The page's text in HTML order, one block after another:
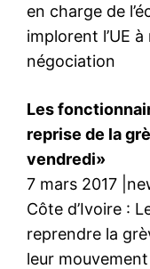
en charge de
implorent l’UE
négociation
Les
reprise de la
vendredi»
7 mars 2017
Côte d’Ivoire :
reprendre la
leur